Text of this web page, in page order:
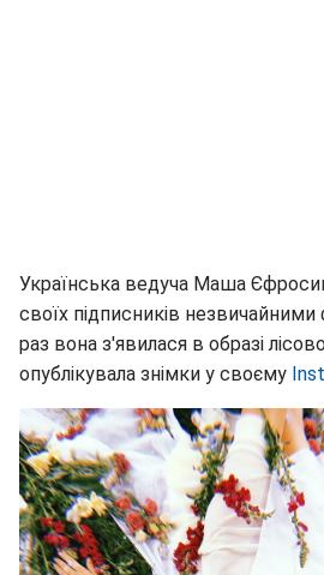
Українська ведуча Маша
своїх підписників
раз вона з'явилася в образі
опублікувала знімки у своєму